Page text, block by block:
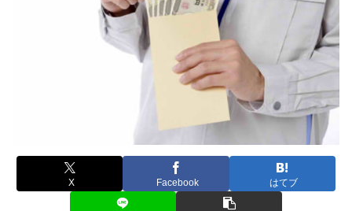
X Facebook はてブ